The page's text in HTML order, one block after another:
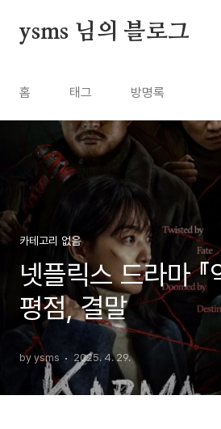
ysms 님의 블로그
홈 태그 방명록
카테고리 없음
넷플릭스 드라마 『
평점, 결말
by ysms 2025. 4. 29.